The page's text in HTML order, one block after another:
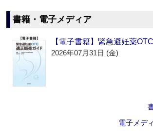
書籍・電子メディア
【電子書籍】緊急避妊薬
2026年07月31日 (金)
電子メデ